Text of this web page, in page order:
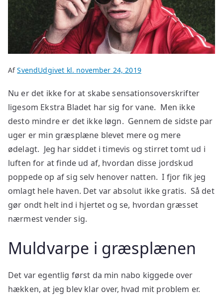
AfSvendUdgivet kl. november 24, 2019
Nu er det ikke for at skabe sensationsoverskrifter
ligesom Ekstra Bladet har sig for vane. Men ikke
desto mindre er det ikke løgn. Gennem de sidste par
uger er min græsplæne blevet mere og mere
ødelagt. Jeg har siddet i timevis og stirret tomt ud i
luften for at finde ud af, hvordan disse jordskud
poppede op af sig selv henover natten. I fjor fik jeg
omlagt hele haven. Det var absolut ikke gratis. Så det
gør ondt helt ind i hjertet og se, hvordan græsset
nærmest vender sig.
Muldvarpe i græsplænen
Det var egentlig først da min nabo kiggede over
hækken, at jeg blev klar over, hvad mit problem er.